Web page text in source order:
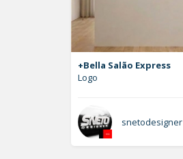
+Bella Salão Express
Logo
snetodesigner